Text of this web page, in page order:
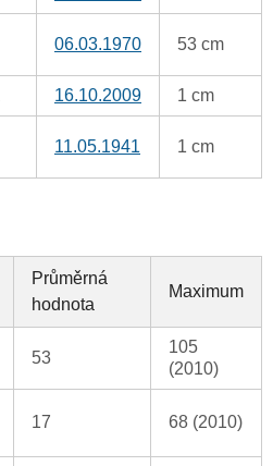
06.03.1970 53 cm
16.10.2009 1 cm
11.05.1941 1 cm
Průměrná
hodnota
Maximum
53
105
(2010)
17 68 (2010)